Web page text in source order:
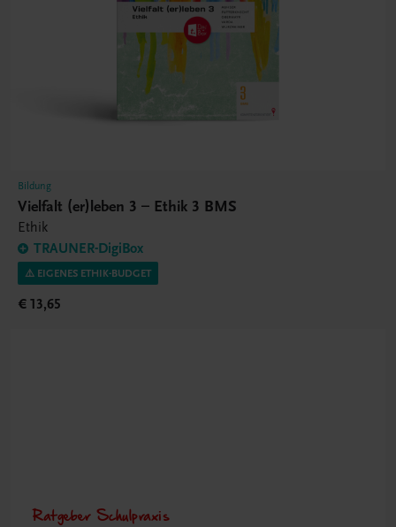
Bildung
Vielfalt (er)leben 3 – Ethik 3 BMS
Ethik
TRAUNER-DigiBox
⚠️ EIGENES ETHIK-BUDGET
€ 13,65
Ratgeber Schulpraxis